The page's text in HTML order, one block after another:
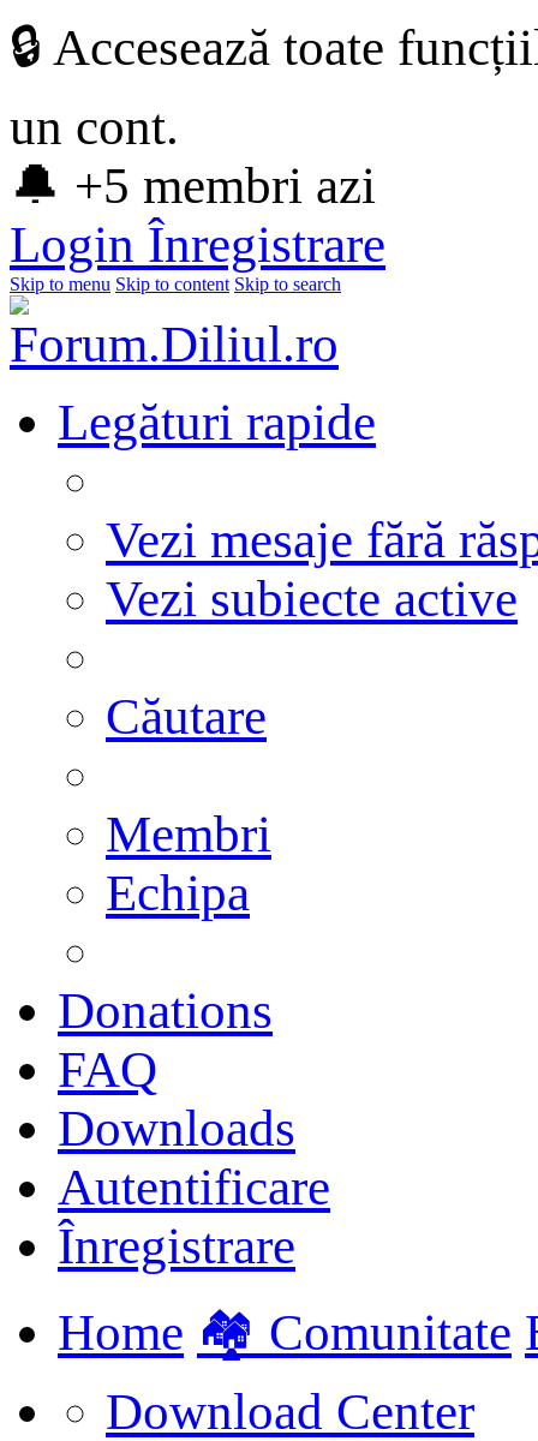
🔒 Accesează toate
un cont.
🔔 +5 membri azi
Login Înregistrare
Skip to menu Skip to content Skip to search
Legături rapide
Vezi mesaje fără
Vezi subiecte active
Căutare
Membri
Echipa
Donations
FAQ
Downloads
Autentificare
Înregistrare
Home 🏘️ Comunitate
Download Center